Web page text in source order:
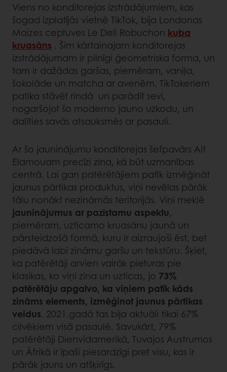
Viens no konditorejas izstrādājumiem, kas
šogad izplatījās vietnē TikTok, bija Londonas
Maizes ceptuves Le Deli Robuchon kuba
kruasāns . Šim kārtainajam konditorejas
izstrādājumam ir pilnīgi ģeometriska forma, un
tam ir dažādas garšas, piemēram, vaniļa,
šokolāde un matcha ar avenēm. TikTokeriem
patika stāvēt rindā un parādīt sevi,
nogaršojot šo moderno jauno uzkodu, un
dalīties savās atsauksmēs ar pasauli.
Ar šo jauninājumu konditorejas šefpavārs Ait
Elamouam precīzi zina, kā būt uzmanības
centrā. Lai gan patērētājiem patīk izmēģināt
jaunus pārtikas produktus, viņi nevēlas pārāk
tālu nonākt nezināmās teritorijās. Viņi meklē
jauninājumus ar pazīstamu aspektu,
piemēram, uzticamo kruasānu jaunā un
pārsteidzošā formā, kuru ir aizraujoši ēst, bet
piedāvā labi zināmu garšu un tekstūru. Šķiet,
ka patērētāji arvien vairāk pieturas pie
klasikas, ko viņi zina un uzticas, jo 73%
patērētāju apgalvo, ka viņiem patīk kāds
zināms elements, izmēģinot jaunus pārtikas
veidus. 2021.gadā tas bija aktuāli tikai 67%
cilvēkiem visā pasaulē. Savukārt, 79%
patērētāji Dienvidamerikā, Tuvajos Austrumos
un Āfrikā ir īpaši piesardzīgi pret visu, kas ir
pārāk jauns un atšķirīgs.